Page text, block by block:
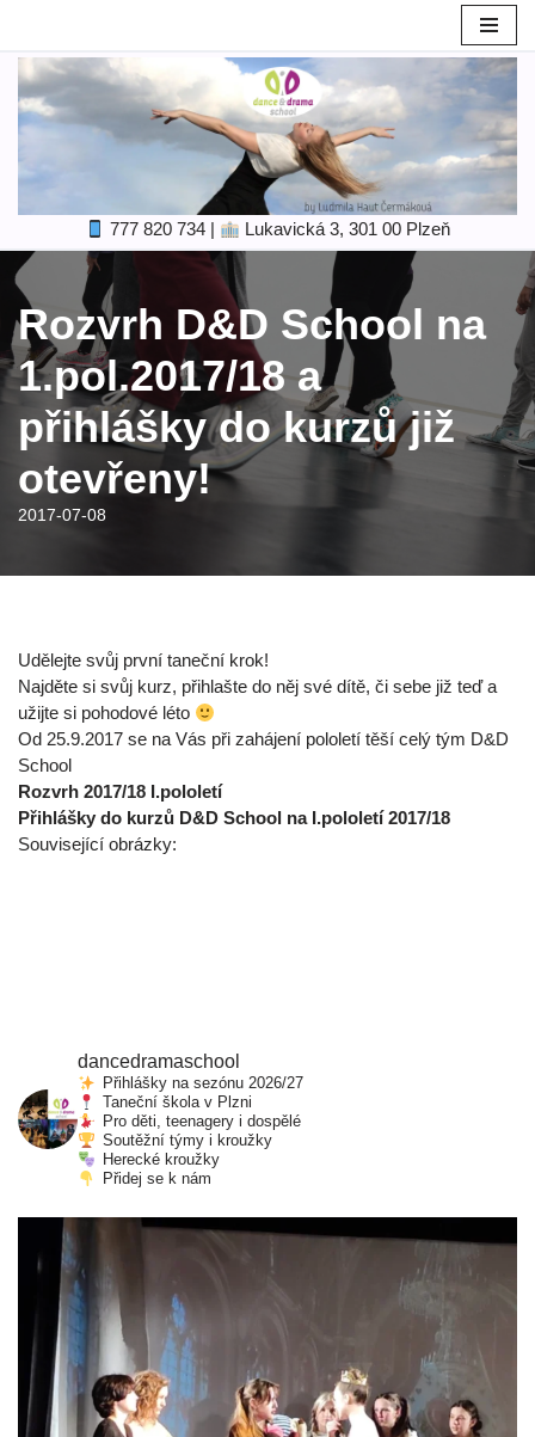
Skip
to
content
777 820 734 | Lukavická 3, 301 00 Plzeň
Rozvrh D&D School na
1.pol.2017/18 a
přihlášky do kurzů již
otevřeny!
2017-07-08
Udělejte svůj první taneční krok!
Najděte si svůj kurz, přihlašte do něj své dítě, či sebe již teď a
užijte si pohodové léto
Od 25.9.2017 se na Vás při zahájení pololetí těší celý tým D&D
School
Rozvrh 2017/18 I.pololetí
Přihlášky do kurzů D&D School na I.pololetí 2017/18
Související obrázky:
dancedramaschool
Přihlášky na sezónu 2026/27
Taneční škola v Plzni
Pro děti, teenagery i dospělé
Soutěžní týmy i kroužky
Herecké kroužky
Přidej se k nám